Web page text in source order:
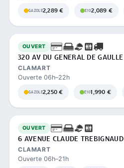
GAZOLE2,289 € E102,089 €
OUVERT
320 AV DU GENERAL DE GAULLE
CLAMART
Ouverte 06h–22h
GAZOLE2,250 € E101,990 €
OUVERT
6 AVENUE CLAUDE TREBIGNAUD
CLAMART
Ouverte 06h–21h